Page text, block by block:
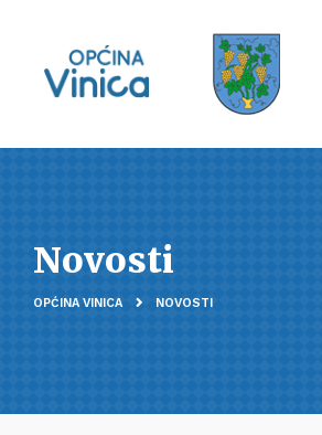
Novosti
OPĆINA VINICA NOVOSTI